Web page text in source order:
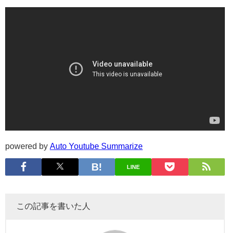
powered by Auto Youtube Summarize
LINE
この記事を書いた人